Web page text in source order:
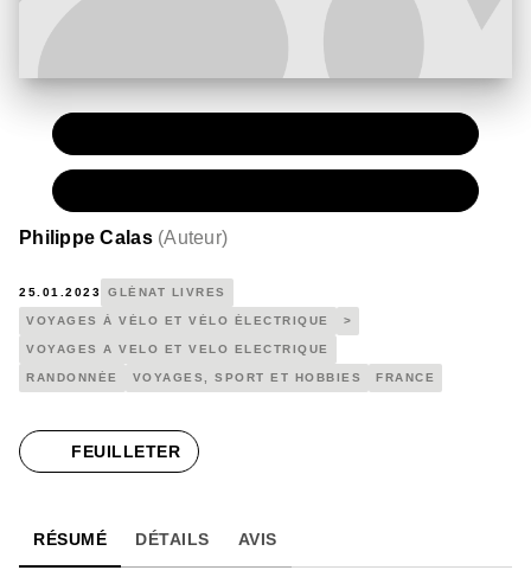
Philippe Calas (Auteur)
25.01.2023 GLÉNAT LIVRES
VOYAGES À VÉLO ET VÉLO ÉLECTRIQUE >
VOYAGES A VELO ET VELO ELECTRIQUE
RANDONNÉE VOYAGES, SPORT ET HOBBIES FRANCE
FEUILLETER
RÉSUMÉ DÉTAILS AVIS